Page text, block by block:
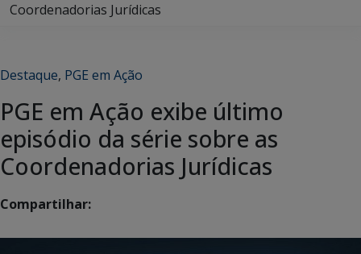
Coordenadorias Jurídicas
Destaque, PGE em Ação
PGE em Ação exibe último
episódio da série sobre as
Coordenadorias Jurídicas
Compartilhar: